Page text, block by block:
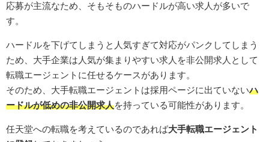
応募が主流なため、そもそものハードルが高い求人が多いで
す。
ハードルを下げてしまうと人気すぎて対応がパンクしてしまう
ため、大手企業は人気が集まりやすい求人を非公開求人として
転職エージェントに任せるケースがあります。
そのため、大手転職エージェントは採用ページに出ていないハ
ードルが低めの非公開求人を持っている可能性があります。
任天堂への転職を考えているのであれば大手転職エージェント